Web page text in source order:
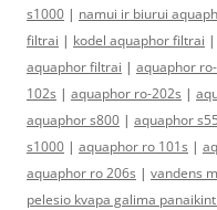
s1000 | namui ir biurui
filtrai | kodel aquaphor filtrai |
aquaphor filtrai | aquaphor
102s | aquaphor ro-202s |
aquaphor s800 | aquaphor
s1000 | aquaphor ro 101s |
aquaphor ro 206s | vandens
pelesio kvapa galima panaikinti